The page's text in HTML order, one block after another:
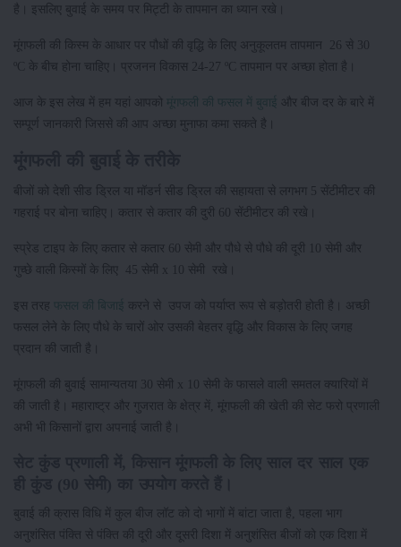
है। इसलिए बुवाई के समय पर मिट्टी के तापमान का ध्यान रखे।
मूंगफली की किस्म के आधार पर पौधों की वृद्धि के लिए अनुकूलतम तापमान 26 से 30
ºC के बीच होना चाहिए। प्रजनन विकास 24-27 ºC तापमान पर अच्छा होता है।
आज के इस लेख में हम यहां आपको मूंगफली की फसल में बुवाई
और बीज दर के बारे में
सम्पूर्ण जानकारी जिससे की आप अच्छा मुनाफा कमा सकते है।
बीजों को देशी सीड ड्रिल या मॉडर्न सीड ड्रिल की सहायता से लगभग 5 सेंटीमीटर की
गहराई पर बोना चाहिए। कतार से कतार की दुरी 60 सेंटीमीटर की रखे।
स्प्रेड टाइप के लिए कतार से कतार 60 सेमी और पौधे से पौधे की दूरी 10 सेमी और
गुच्छे वाली किस्मों के लिए 45 सेमी x 10 सेमी रखे।
इस तरह फसल की बिजाई
करने से उपज को पर्याप्त रूप से बड़ोतरी होती है। अच्छी
फसल लेने के लिए पौधे के चारों ओर उसकी बेहतर वृद्धि और विकास के लिए जगह
प्रदान की जाती है।
मूंगफली की बुवाई सामान्यतया 30 सेमी x 10 सेमी के फासले वाली समतल क्यारियों में
की जाती है। महाराष्ट्र और गुजरात के क्षेत्र में, मूंगफली की खेती की सेट फरो प्रणाली
अभी भी किसानों द्वारा अपनाई जाती है।
बुवाई की क्रास विधि में कुल बीज लॉट को दो भागों में बांटा जाता है, पहला भाग
अनुशंसित पंक्ति से पंक्ति की दूरी और दूसरी दिशा में अनुशंसित बीजों को एक दिशा में